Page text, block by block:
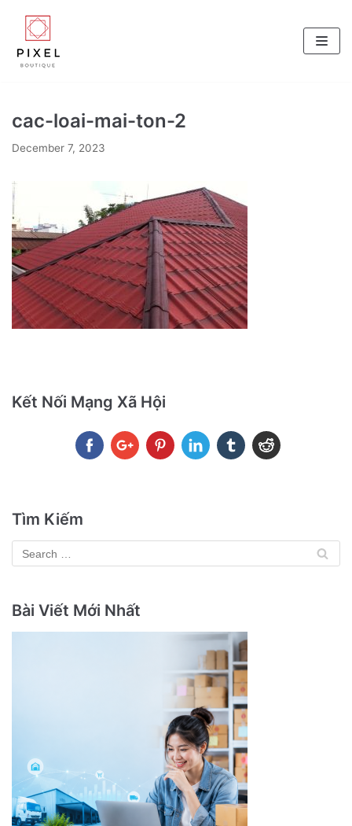
Skip
to
content
cac-loai-mai-ton-2
December 7, 2023
Kết Nối Mạng Xã Hội
Tìm Kiếm
Bài Viết Mới Nhất